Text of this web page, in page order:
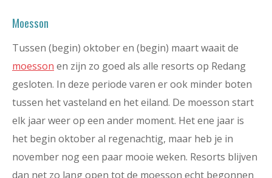
Moesson
Tussen (begin) oktober en (begin) maart waait de
moesson en zijn zo goed als alle resorts op Redang
gesloten. In deze periode varen er ook minder boten
tussen het vasteland en het eiland. De moesson start
elk jaar weer op een ander moment. Het ene jaar is
het begin oktober al regenachtig, maar heb je in
november nog een paar mooie weken. Resorts blijven
dan net zo lang open tot de moesson echt begonnen